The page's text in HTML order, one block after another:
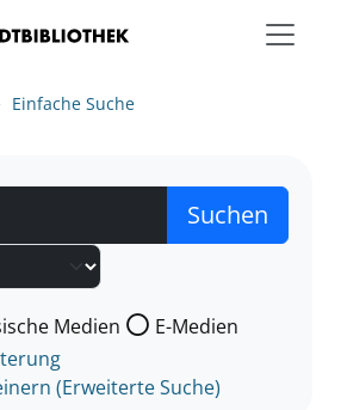
Einfache Suche
nach der Sie suchen wollen.
Medien
E-Medien
(Erweiterte Suche)